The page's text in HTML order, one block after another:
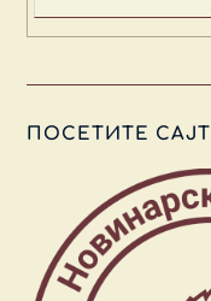
ПОСЕТИТЕ САЈТ